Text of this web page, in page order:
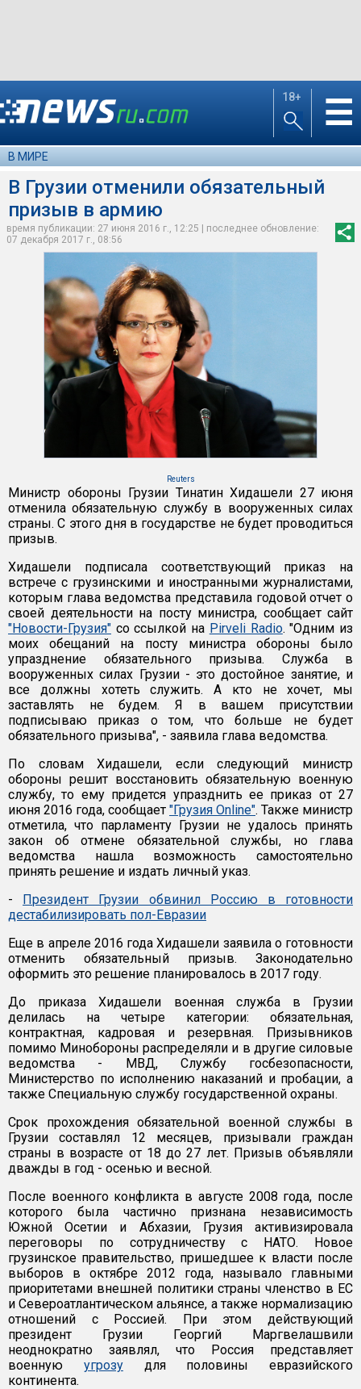
18+ ☰
В МИРЕ
В Грузии отменили обязательный
призыв в армию
время публикации: 27 июня 2016 г., 12:25 | последнее обновление:
07 декабря 2017 г., 08:56
Reuters
Министр обороны Грузии Тинатин Хидашели 27 июня
отменила обязательную службу в вооруженных силах
страны. С этого дня в государстве не будет проводиться
призыв.
Хидашели подписала соответствующий приказ на
встрече с грузинскими и иностранными журналистами,
которым глава ведомства представила годовой отчет о
своей деятельности на посту министра, сообщает сайт
"Новости-Грузия" со ссылкой на Pirveli Radio. "Одним из
моих обещаний на посту министра обороны было
упразднение обязательного призыва. Служба в
вооруженных силах Грузии - это достойное занятие, и
все должны хотеть служить. А кто не хочет, мы
заставлять не будем. Я в вашем присутствии
подписываю приказ о том, что больше не будет
обязательного призыва", - заявила глава ведомства.
По словам Хидашели, если следующий министр
обороны решит восстановить обязательную военную
службу, то ему придется упразднить ее приказ от 27
июня 2016 года, сообщает "Грузия Online". Также министр
отметила, что парламенту Грузии не удалось принять
закон об отмене обязательной службы, но глава
ведомства нашла возможность самостоятельно
принять решение и издать личный указ.
- Президент Грузии обвинил Россию в готовности
дестабилизировать пол-Евразии
Еще в апреле 2016 года Хидашели заявила о готовности
отменить обязательный призыв. Законодательно
оформить это решение планировалось в 2017 году.
До приказа Хидашели военная служба в Грузии
делилась на четыре категории: обязательная,
контрактная, кадровая и резервная. Призывников
помимо Минобороны распределяли и в другие силовые
ведомства - МВД, Службу госбезопасности,
Министерство по исполнению наказаний и пробации, а
также Специальную службу государственной охраны.
Срок прохождения обязательной военной службы в
Грузии составлял 12 месяцев, призывали граждан
страны в возрасте от 18 до 27 лет. Призыв объявляли
дважды в год - осенью и весной.
После военного конфликта в августе 2008 года, после
которого была частично признана независимость
Южной Осетии и Абхазии, Грузия активизировала
переговоры по сотрудничеству с НАТО. Новое
грузинское правительство, пришедшее к власти после
выборов в октябре 2012 года, называло главными
приоритетами внешней политики страны членство в ЕС
и Североатлантическом альянсе, а также нормализацию
отношений с Россией. При этом действующий
президент Грузии Георгий Маргвелашвили
неоднократно заявлял, что Россия представляет
военную угрозудля половины евразийского
континента.